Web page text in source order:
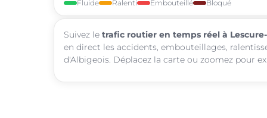
Fluide Ralenti Embouteillé Bloqué
Suivez le trafic routier en temps réel à
en direct les accidents, embouteillages,
d'Albigeois. Déplacez la carte ou zoomez pour